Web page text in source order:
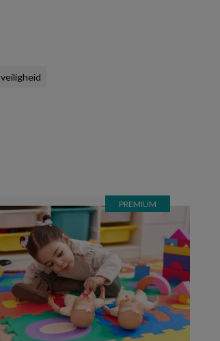
veiligheid